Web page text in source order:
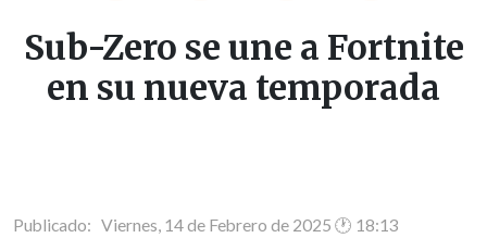
Sub-Zero se une a Fortnite
en su nueva temporada
Publicado: Viernes, 14 de Febrero de 2025 🕐 18:13